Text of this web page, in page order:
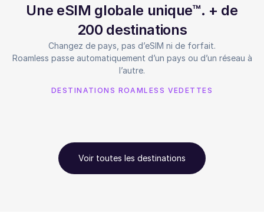
Une eSIM globale unique™. + de
200 destinations
Changez de pays, pas d’eSIM ni de forfait.
Roamless passe automatiquement d’un pays ou d’un réseau à
l’autre.
DESTINATIONS ROAMLESS VEDETTES
Voir toutes les destinations